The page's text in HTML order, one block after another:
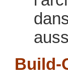
Build-